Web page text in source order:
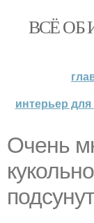
ВСЁ ОБ
интерьер
Очень